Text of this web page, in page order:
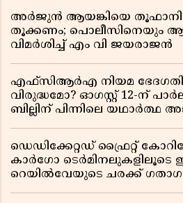
അർജുൻ ആയങ്കിയെ
തൂക്കണം; പൊലീസിനെയും
വിമർശിച്ച് എം വി ജയരാജൻ
എഫ്സിആർഎ നിയമ ഭേദഗതി
വിരുദ്ധമോ? ഓഗസ്റ്റ് 12-ന്
ബില്ലിന് പിന്നിലെ യഥാർത്ഥ
ഡെഡിക്കേറ്റഡ് ഫ്രൈറ്റ്
കാർഗോ ടെർമിനലുകളിലൂടെ
റെയിൽവേയുടെ ചരക്ക്